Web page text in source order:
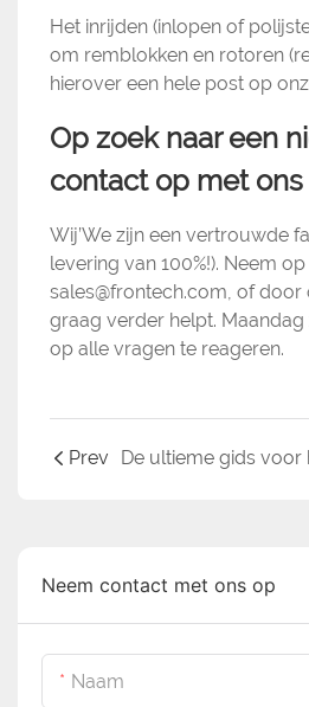
Het inrijden (inlopen of
om remblokken en rotoren
hierover een hele post op
Op zoek naar een
contact op met ons
Wij’We zijn een vertrouwde
levering van 100%!). Neem
sales@frontech.com, of door
graag verder helpt.
op alle vragen te reageren.
Prev
Neem contact met ons op
Naam